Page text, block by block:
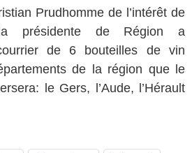
Prudhomme de l’intérêt de
présidente de Région a
de 6 bouteilles de vin
de la région que le
le Gers, l’Aude, l’Hérault